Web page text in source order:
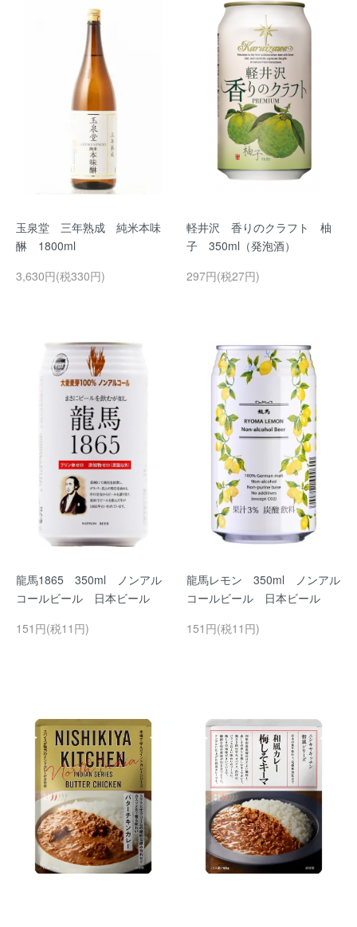
玉泉堂 三年熟成 純米本味
醂 1800ml
3,630円(税330円)
軽井沢 香りのクラフト 柚
子 350ml（発泡酒）
297円(税27円)
龍馬1865 350ml ノンアル
コールビール 日本ビール
151円(税11円)
龍馬レモン 350ml ノンアル
コールビール 日本ビール
151円(税11円)